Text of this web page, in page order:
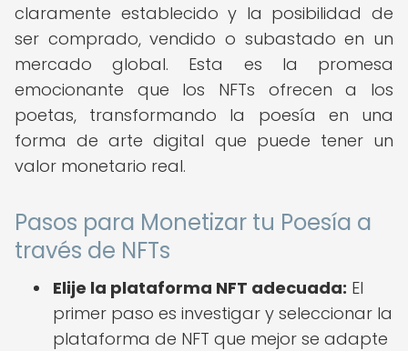
claramente establecido y la posibilidad de
ser comprado, vendido o subastado en un
mercado global. Esta es la promesa
emocionante que los NFTs ofrecen a los
poetas, transformando la poesía en una
forma de arte digital que puede tener un
valor monetario real.
Pasos para Monetizar tu Poesía a
través de NFTs
Elije la plataforma NFT adecuada: El
primer paso es investigar y seleccionar la
plataforma de NFT que mejor se adapte